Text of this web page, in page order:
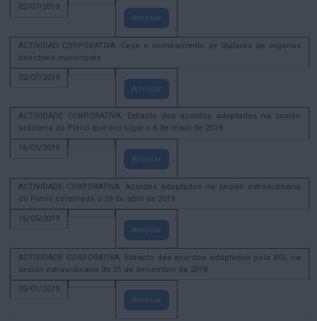
02/07/2019
Amosar
ACTIVIDAD CORPORATIVA. Cese e nomeamento de titulares de órganos
directivos municipais.
02/07/2019
Amosar
ACTIVIDADE CORPORATIVA. Extracto dos acordos adoptados na sesión
ordinaria do Pleno que tivo lugar o 6 de maio de 2019.
16/05/2019
Amosar
ACTIVIDADE CORPORATIVA. Acordos adoptados na sesión extraordinaria
do Pleno celebrada o 29 de abril de 2019
16/05/2019
Amosar
ACTIVIDADE CORPORATIVA. Extracto dos acordos adoptados pola XGL na
sesión extraordinaria de 21 de decembro de 2018.
05/01/2019
Amosar